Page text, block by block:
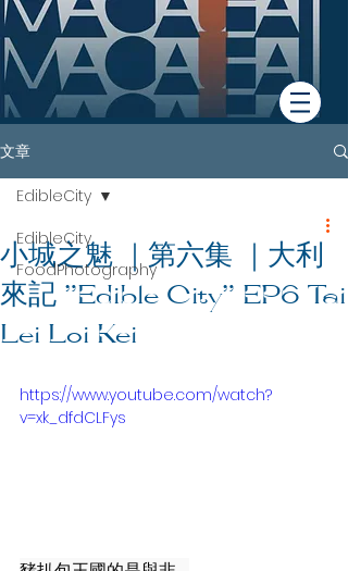
文章
EdibleCity
FoodPhotography
EdibleCity
小城之魅 ｜第六集 ｜大利
來記 ”Edible City” EP6 Tai
Lei Loi Kei
https://www.youtube.com/watch?
v=xk_dfdCLFys